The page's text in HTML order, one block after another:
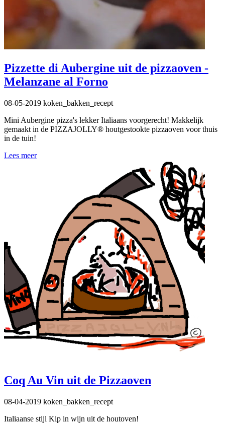
Pizzette di Aubergine uit de pizzaoven -
Melanzane al Forno
08-05-2019 koken_bakken_recept
Mini Aubergine pizza's lekker Italiaans voorgerecht! Makkelijk
gemaakt in de PIZZAJOLLY® houtgestookte pizzaoven voor thuis
in de tuin!
Lees meer
Coq Au Vin uit de Pizzaoven
08-04-2019 koken_bakken_recept
Italiaanse stijl Kip in wijn uit de houtoven!